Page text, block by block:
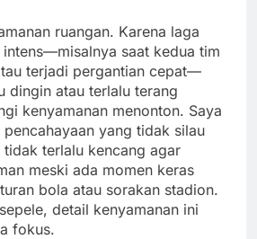
ruangan. Karena laga
saat kedua tim
terjadi pergantian cepat—
dingin atau terlalu terang
kenyamanan menonton. Saya
yang tidak silau
terlalu kencang agar
meski ada momen keras
bola atau sorakan stadion.
detail kenyamanan ini
fokus.